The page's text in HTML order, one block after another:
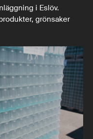
i Eslöv.
grönsaker